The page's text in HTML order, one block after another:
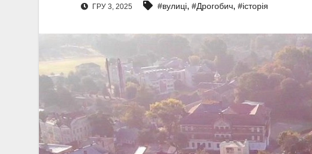
ГРУ 3, 2025 #вулиці, #Дрогобич, #історія